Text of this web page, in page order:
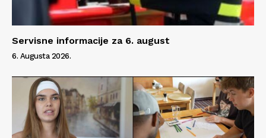
Servisne informacije za 6. august
6. Augusta 2026.